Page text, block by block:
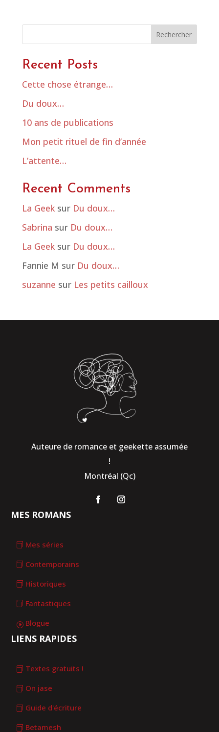
Rechercher
Recent Posts
Cette chose étrange…
Du doux…
10 ans de publications
Mon petit rituel de fin d’année
L’attente…
Recent Comments
La Geeksur Du doux…
Sabrina sur Du doux…
La Geeksur Du doux…
Fannie M sur Du doux…
suzanne sur Les petits cailloux
MES ROMANS
Mes séries
Contemporains
Historiques
Fantastiques
Blogue
Auteure de romance et geekette assumée
!
Montréal (Qc)
LIENS RAPIDES
Textes gratuits !
On jase
Guide d'écriture
Betamesh